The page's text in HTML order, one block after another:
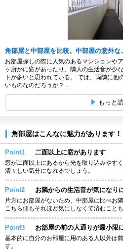
角部屋と中部屋を比較。中部屋の意外な
お部屋探しの際に人気のあるマンションや
ヶ所かに窓があったり、隣人の生活音が少
トが多いと思われている。 では、両隣に他
いものなのだろうか？...
もっと
角部屋はこんなに魅力があります！
Point1 二面以上に窓があります
窓が二面以上にあるから光を取り込みやす
清々しい気分になれるでしょう。
Point2 お隣からの生活音が気になり
片方にお部屋がないため、中部屋に比べお
こちら側もそれほど気にしなくて済むこと
Point3 お部屋の前の人通りが最小限
基本的に自分のお部屋に用のある人以外は
す。